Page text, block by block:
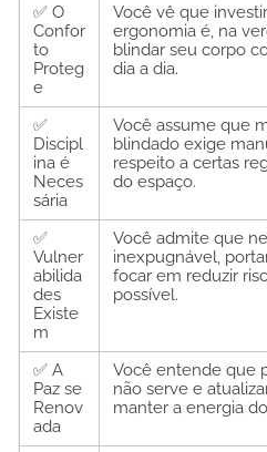
✅ O
Confor
to
Proteg
e
Você vê que
ergonomia é, na
blindar seu corpo
dia a dia.
✅
Discipl
ina é
Neces
sária
Você assume que
blindado exige
respeito a certas
do espaço.
✅
Vulner
abilida
des
Existe
m
Você admite que
inexpugnável,
focar em reduzir
possível.
✅ A
Paz se
Renov
ada
Você entende que
não serve e
manter a energia